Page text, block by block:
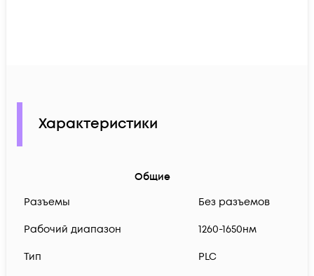
Характеристики
Общие
Разъемы
Без разъемов
Рабочий диапазон 1260-1650нм
Тип PLC